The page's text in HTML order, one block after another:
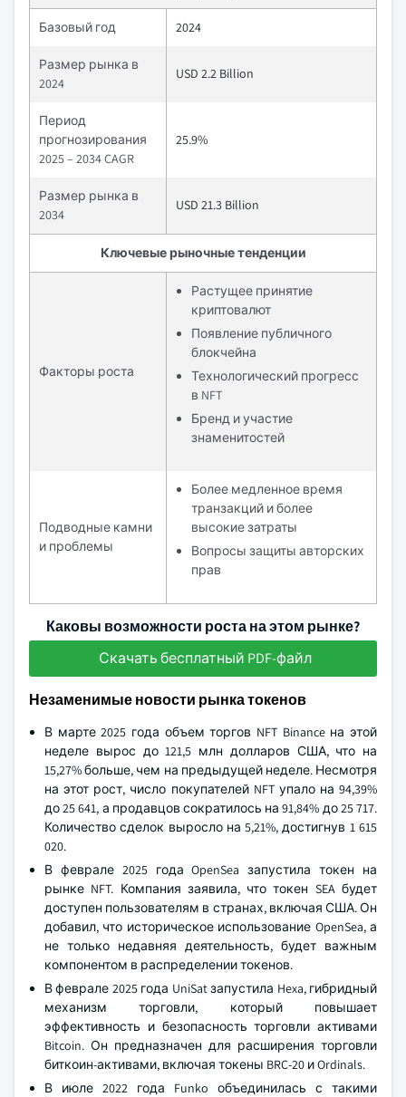
Базовый год 2024
Размер рынка в
2024
USD 2.2 Billion
Период
прогнозирования
2025 – 2034 CAGR
25.9%
Размер рынка в
2034
USD 21.3 Billion
Ключевые рыночные тенденции
Факторы роста
Растущее принятие
криптовалют
Появление публичного
блокчейна
Технологический прогресс
в NFT
Бренд и участие
знаменитостей
Подводные камни
и проблемы
Более медленное время
транзакций и более
высокие затраты
Вопросы защиты авторских
прав
Каковы возможности роста на этом рынке?
Скачать бесплатный PDF-файл
Незаменимые новости рынка токенов
В марте 2025 года объем торгов NFT Binance на этой
неделе вырос до 121,5 млн долларов США, что на
15,27% больше, чем на предыдущей неделе. Несмотря
на этот рост, число покупателей NFT упало на 94,39%
до 25 641, а продавцов сократилось на 91,84% до 25 717.
Количество сделок выросло на 5,21%, достигнув 1 615
020.
В феврале 2025 года OpenSea запустила токен на
рынке NFT. Компания заявила, что токен SEA будет
доступен пользователям в странах, включая США. Он
добавил, что историческое использование OpenSea, а
не только недавняя деятельность, будет важным
компонентом в распределении токенов.
В феврале 2025 года UniSat запустила Hexa, гибридный
механизм торговли, который повышает
эффективность и безопасность торговли активами
Bitcoin. Он предназначен для расширения торговли
биткоин-активами, включая токены BRC-20 и Ordinals.
В июле 2022 года Funko объединилась с такими